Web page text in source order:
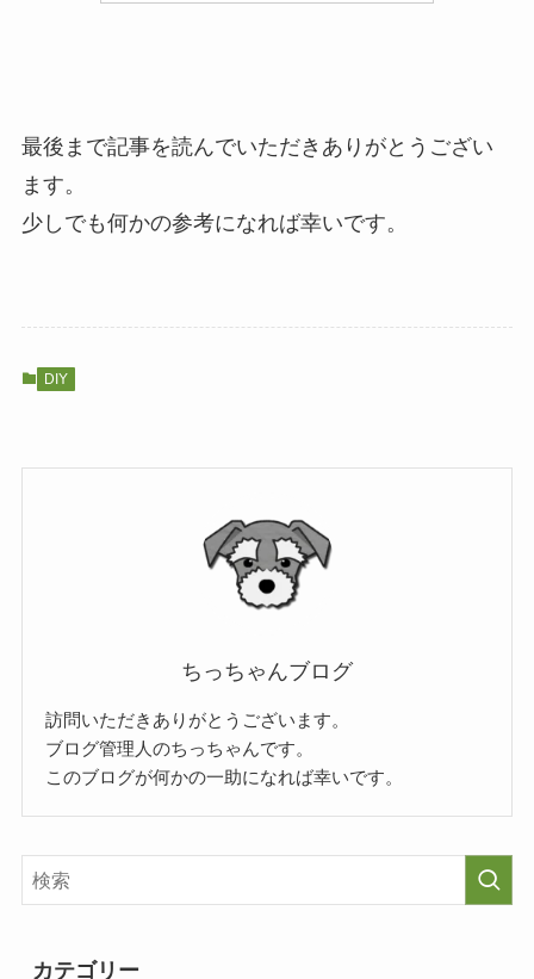
最後まで記事を読んでいただきありがとうござい
ます。
少しでも何かの参考になれば幸いです。
DIY
ちっちゃんブログ
訪問いただきありがとうございます。
ブログ管理人のちっちゃんです。
このブログが何かの一助になれば幸いです。
カテゴリー